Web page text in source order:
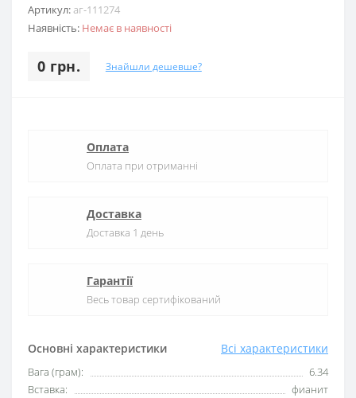
Артикул: аг-111274
Наявність: Немає в наявності
0 грн. Знайшли дешевше?
Основні характеристики Всі характеристики
Вага (грам):
6.34
Вставка:
фианит
Оплата
Оплата при отриманні
Доставка
Доставка 1 день
Гарантії
Весь товар сертифікований